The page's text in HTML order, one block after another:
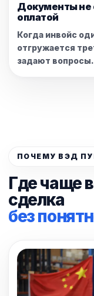
Документы не
оплатой
Когда инвойс
отгружается
задают
ПОЧЕМУ ВЭД
Где чаще
сделка
без